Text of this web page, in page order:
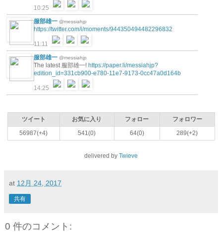
10:25
服部雄一 @messiahjp
https://twitter.com/i/moments/944350494482296832
11:11
服部雄一 @messiahjp
The latest 服部雄一! https://paper.li/messiahjp?
edition_id=331cb900-e780-11e7-9173-0cc47a0d164b
14:25
ツイート お気に入り フォロー
フォロワー
56987(+4)
541(0) 64(0) 289(+2)
delivered by Twieve
at 12月 24, 2017
共有
0 件のコメント: